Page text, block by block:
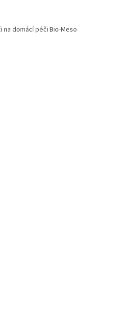
domácí péči Bio-Meso